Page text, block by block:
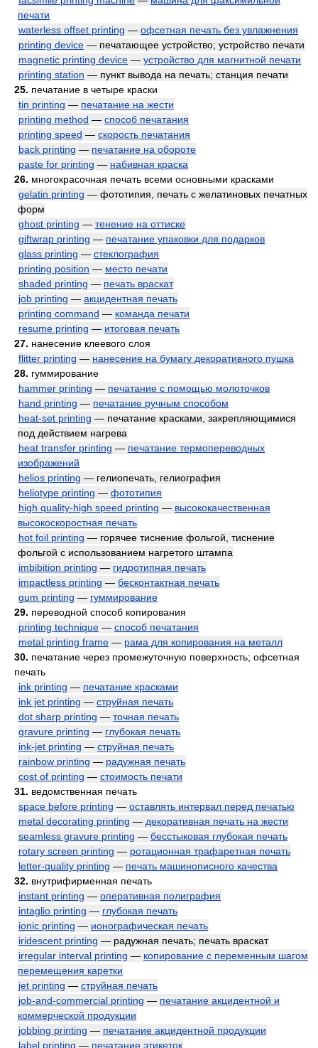
печати
waterless offset printing — офсетная печать без увлажнения
printing device — печатающее устройство; устройство печати
magnetic printing device — устройство для магнитной печати
printing station — пункт вывода на печать; станция печати
25. печатание в четыре краски
tin printing — печатание на жести
printing method — способ печатания
printing speed — скорость печатания
back printing — печатание на обороте
paste for printing — набивная краска
26. многокрасочная печать всеми основными красками
gelatin printing — фототипия, печать с желатиновых печатных
форм
ghost printing — тенение на оттиске
giftwrap printing — печатание упаковки для подарков
glass printing — стеклография
printing position — место печати
shaded printing — печать враскат
job printing — акцидентная печать
printing command — команда печати
resume printing — итоговая печать
27. нанесение клеевого слоя
flitter printing — нанесение на бумагу декоративного пушка
28. гуммирование
hammer printing — печатание с помощью молоточков
hand printing — печатание ручным способом
heat-set printing — печатание красками, закрепляющимися
под действием нагрева
heat transfer printing — печатание термопереводных
изображений
helios printing — гелиопечать, гелиография
heliotype printing — фототипия
high quality-high speed printing — высококачественная
высокоскоростная печать
hot foil printing — горячее тиснение фольгой, тиснение
фольгой с использованием нагретого штампа
imbibition printing — гидротипная печать
impactless printing — бесконтактная печать
gum printing — гуммирование
29. переводной способ копирования
printing technique — способ печатания
metal printing frame — рама для копирования на металл
30. печатание через промежуточную поверхность; офсетная
печать
ink printing — печатание красками
ink jet printing — струйная печать
dot sharp printing — точная печать
gravure printing — глубокая печать
ink-jet printing — струйная печать
rainbow printing — радужная печать
cost of printing — стоимость печати
31. ведомственная печать
space before printing — оставлять интервал перед печатью
metal decorating printing — декоративная печать на жести
seamless gravure printing — бесстыковая глубокая печать
rotary screen printing — ротационная трафаретная печать
letter-quality printing — печать машинописного качества
32. внутрифирменная печать
instant printing — оперативная полиграфия
intaglio printing — глубокая печать
ionic printing — ионографическая печать
iridescent printing — радужная печать; печать враскат
irregular interval printing — копирование с переменным шагом
перемещения каретки
jet printing — струйная печать
job-and-commercial printing — печатание акцидентной и
коммерческой продукции
jobbing printing — печатание акцидентной продукции
label printing — печатание этикеток